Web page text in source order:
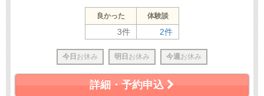
良かった 体験談
3件 2件
今日 お休み 明日 お休み 今週 お休み
詳細・予約申込